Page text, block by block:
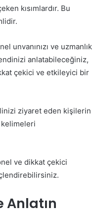
kısımlardır. Bu
unvanınızı ve uzmanlık
anlatabileceğiniz,
çekici ve etkileyici bir
ziyaret eden kişilerin
kelimeleri
ve dikkat çekici
Anlatın